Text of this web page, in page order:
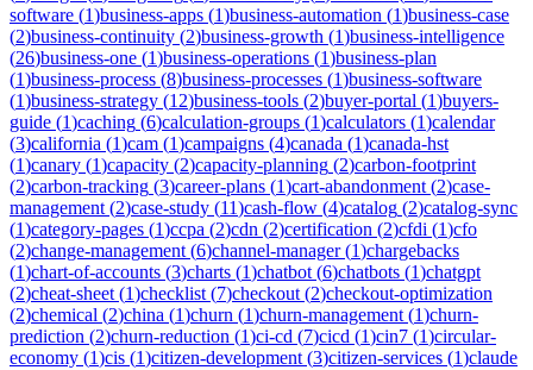
software (1)business-apps (1)business-automation (1)business-case
(2)business-continuity (2)business-growth (1)business-intelligence
(26)business-one (1)business-operations (1)business-plan
(1)business-process (8)business-processes (1)business-software
(1)business-strategy (12)business-tools (2)buyer-portal (1)buyers-
guide (1)caching (6)calculation-groups (1)calculators (1)calendar
(3)california (1)cam (1)campaigns (4)canada (1)canada-hst
(1)canary (1)capacity (2)capacity-planning (2)carbon-footprint
(2)carbon-tracking (3)career-plans (1)cart-abandonment (2)case-
management (2)case-study (11)cash-flow (4)catalog (2)catalog-sync
(1)category-pages (1)ccpa (2)cdn (2)certification (2)cfdi (1)cfo
(2)change-management (6)channel-manager(1)chargebacks
(1)chart-of-accounts (3)charts (1)chatbot (6)chatbots (1)chatgpt
(2)cheat-sheet (1)checklist (7)checkout (2)checkout-optimization
(2)chemical (2)china (1)churn (1)churn-management (1)churn-
prediction (2)churn-reduction (1)ci-cd (7)cicd (1)cin7 (1)circular-
economy (1)cis (1)citizen-development (3)citizen-services (1)claude